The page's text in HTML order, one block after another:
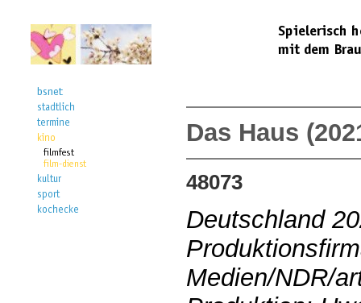
Das Haus
48073
Deutschland
Medien/NDR/